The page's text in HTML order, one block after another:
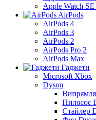
Apple Watch SE
AirPods
AirPods 4
AirPods 3
AirPods 2
AirPods Pro 2
AirPods Max
Гаджети
Microsoft Xbox
Dyson
Пилосос
Стайлер